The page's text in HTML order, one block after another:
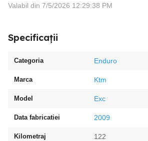
Valabil din 7/5/2026 12:29:38 PM
Specificații
Categoria Enduro
Marca Ktm
Model Exc
Data fabricatiei 2009
Kilometraj 122